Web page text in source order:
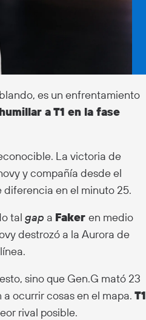
es un enfrentamiento
humillar a T1 en la fase
La victoria de
y compañía desde el
en el minuto 25.
tal gap a Faker en medio
destrozó a la Aurora de
sino que Gen.G mató 23
a ocurrir cosas en el mapa. T1
rival posible.